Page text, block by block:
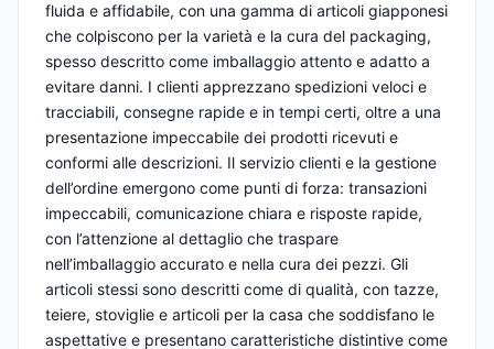
fluida e affidabile, con una gamma di articoli giapponesi
che colpiscono per la varietà e la cura del packaging,
spesso descritto come imballaggio attento e adatto a
evitare danni. I clienti apprezzano spedizioni veloci e
tracciabili, consegne rapide e in tempi certi, oltre a una
presentazione impeccabile dei prodotti ricevuti e
conformi alle descrizioni. Il servizio clienti e la gestione
dell’ordine emergono come punti di forza: transazioni
impeccabili, comunicazione chiara e risposte rapide,
con l’attenzione al dettaglio che traspare
nell’imballaggio accurato e nella cura dei pezzi. Gli
articoli stessi sono descritti come di qualità, con tazze,
teiere, stoviglie e articoli per la casa che soddisfano le
aspettative e presentano caratteristiche distintive come